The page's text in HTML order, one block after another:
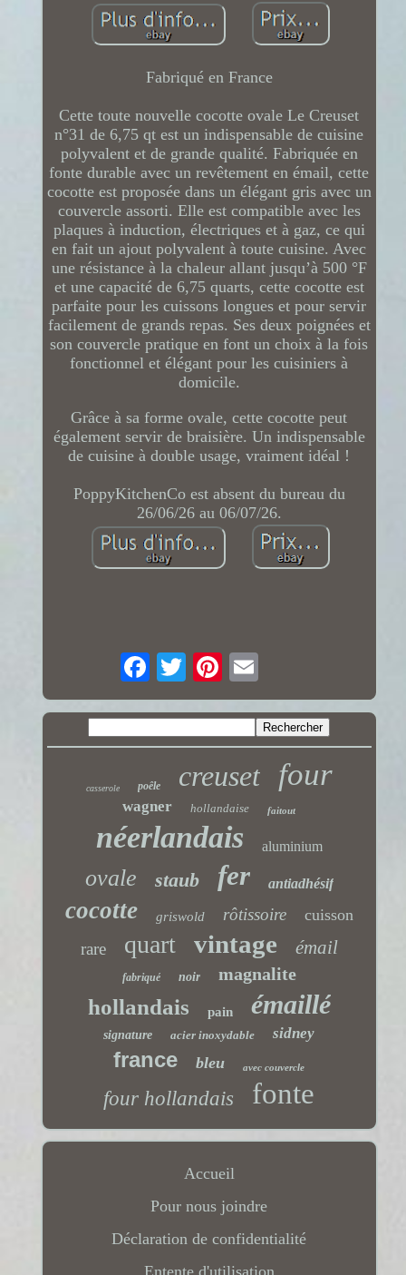
Fabriqué en France
Cette toute nouvelle cocotte ovale Le Creuset
n°31 de 6,75 qt est un indispensable de cuisine
polyvalent et de grande qualité. Fabriquée en
fonte durable avec un revêtement en émail, cette
cocotte est proposée dans un élégant gris avec un
couvercle assorti. Elle est compatible avec les
plaques à induction, électriques et à gaz, ce qui
en fait un ajout polyvalent à toute cuisine. Avec
une résistance à la chaleur allant jusqu’à 500 °F
et une capacité de 6,75 quarts, cette cocotte est
parfaite pour les cuissons longues et pour servir
facilement de grands repas. Ses deux poignées et
son couvercle pratique en font un choix à la fois
fonctionnel et élégant pour les cuisiniers à
domicile.
Grâce à sa forme ovale, cette cocotte peut
également servir de braisière. Un indispensable
de cuisine à double usage, vraiment idéal !
PoppyKitchenCo est absent du bureau du
26/06/26 au 06/07/26.
casserole poêle creuset four
wagner hollandaise faitout
néerlandais aluminium
ovale staub fer antiadhésif
cocotte griswold rôtissoire cuisson
rare quart vintage émail
fabriqué noir magnalite
hollandais pain émaillé
signature acier inoxydable sidney
france bleu avec couvercle
four hollandais fonte
Accueil
Pour nous joindre
Déclaration de confidentialité
Entente d'utilisation